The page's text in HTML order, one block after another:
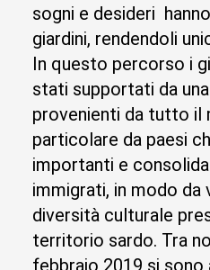
sogni e desideri
giardini, rendendoli
In questo percorso i
stati supportati da
provenienti da tutto il
particolare da paesi
importanti e
immigrati, in modo da
diversità culturale
territorio sardo. Tra
febbraio 2019 si sono